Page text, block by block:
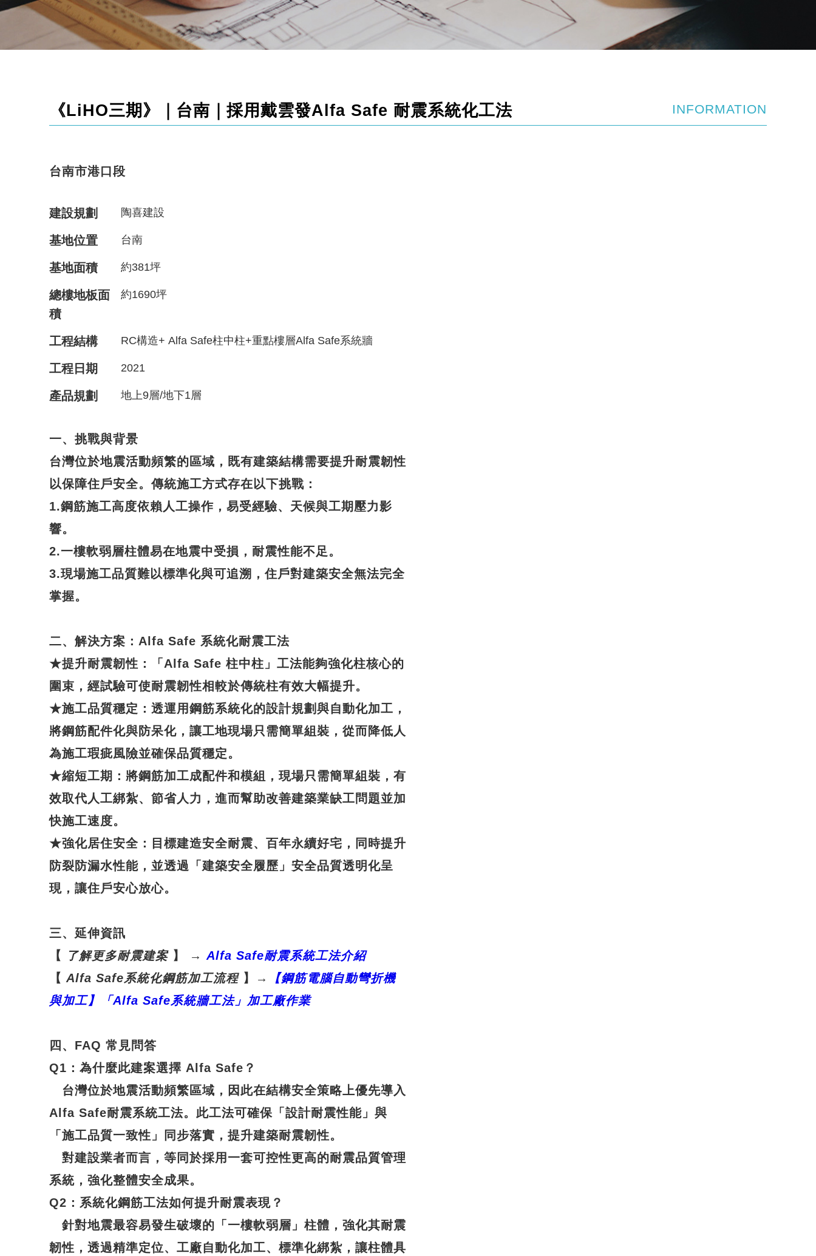
《LiHO三期》｜台南｜採用戴雲發Alfa Safe 耐震系統化工法 INFORMATION
台南市港口段
建設規劃 陶喜建設
基地位置 台南
基地面積 約381坪
總樓地板面
積
約1690坪
工程結構 RC構造+ Alfa Safe柱中柱+重點樓層Alfa Safe系統牆
工程日期 2021
產品規劃 地上9層/地下1層
一、挑戰與背景
台灣位於地震活動頻繁的區域，既有建築結構需要提升耐震韌性
以保障住戶安全。傳統施工方式存在以下挑戰：
1.鋼筋施工高度依賴人工操作，易受經驗、天候與工期壓力影
響。
2.一樓軟弱層柱體易在地震中受損，耐震性能不足。
3.現場施工品質難以標準化與可追溯，住戶對建築安全無法完全
掌握。
二、解決方案：Alfa Safe 系統化耐震工法
★提升耐震韌性 ：「Alfa Safe 柱中柱」工法能夠強化柱核心的
圍束，經試驗可使耐震韌性相較於傳統柱有效大幅提升。
★施工品質穩定 ：透運用鋼筋系統化的設計規劃與自動化加工，
將鋼筋配件化與防呆化，讓工地現場只需簡單組裝，從而降低人
為施工瑕疵風險並確保品質穩定。
★縮短工期 ：將鋼筋加工成配件和模組，現場只需簡單組裝，有
效取代人工綁紮、節省人力，進而幫助改善建築業缺工問題並加
快施工速度。
★強化居住安全：目標建造安全耐震、百年永續好宅，同時提升
防裂防漏水性能，並透過「建築安全履歷」安全品質透明化呈
現，讓住戶安心放心。
三、延伸資訊
【
了解更多耐震建案 】 →Alfa Safe耐震系統工法介紹
【Alfa Safe系統化鋼筋加工流程 】 → 【鋼筋電腦自動彎折機
與加工】「Alfa Safe系統牆工法」加工廠作業
四、FAQ 常見問答
Q1 ： 為什麼此建案選擇 Alfa Safe？
台灣位於地震活動頻繁區域，因此在結構安全策略上優先導入
Alfa Safe耐震系統工法。此工法可確保「設計耐震性能」與
「施工品質一致性」同步落實，提升建築耐震韌性。
對建設業者而言，等同於採用一套可控性更高的耐震品質管理
系統，強化整體安全成果。
Q2 ：系統化鋼筋工法如何提升耐震表現？
針對地震最容易發生破壞的「一樓軟弱層」柱體，強化其耐震
韌性，透過精準定位、工廠自動化加工、標準化綁紮，讓柱體具